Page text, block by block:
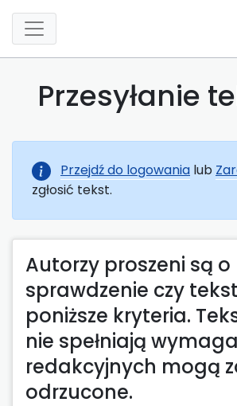
Przesyłanie
Przejdź do logowania lub
zgłosić tekst.
Autorzy proszeni są o
sprawdzenie czy
poniższe kryteria.
nie spełniają
redakcyjnych mogą
odrzucone.